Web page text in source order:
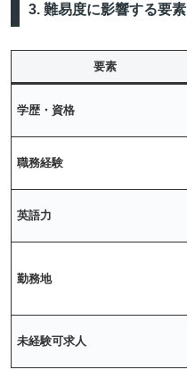
3. 難易度に影響する要素
要素
学歴・資格
職務経験
英語力
勤務地
未経験可求人